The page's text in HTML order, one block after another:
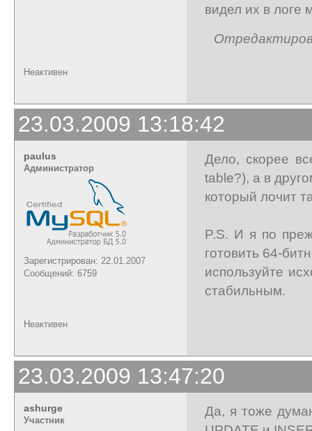
видел их в логе
Неактивен
23.03.2009 13:18:42
paulus
Администратор
Зарегистрирован: 22.01.2007
Сообщений: 6759
Дело, скорее
table?), а в
который лочит
P.S. И я по
готовить 64-
используйте
стабильным.
Неактивен
23.03.2009 13:47:20
ashurge
Участник
Да, я тоже